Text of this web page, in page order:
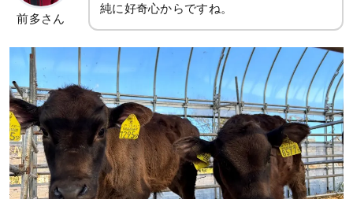
前多さん
純に好奇心からですね。